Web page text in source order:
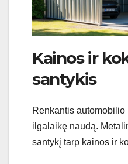
Kainos ir
santykis
Renkantis
ilgalaikę naudą.
santykį tarp kainos ir